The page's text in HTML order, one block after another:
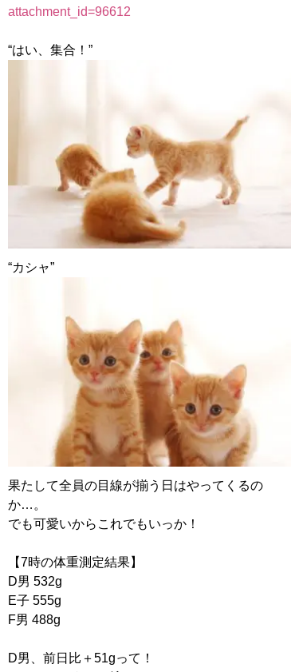
attachment_id=96612
果たして全員の目線が揃う日はやってくるの
か…。
でも可愛いからこれでもいっか！
【7時の体重測定結果】
D男 532g
E子 555g
F男 488g
D男、前日比＋51gって！